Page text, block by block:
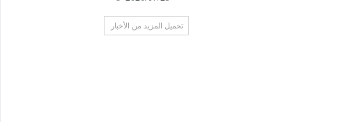
تحميل المزيد من الأخبار